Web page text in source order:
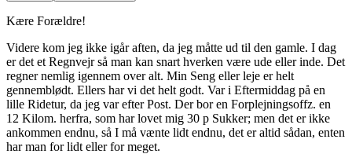
Kære Forældre!
Videre kom jeg ikke igår aften, da jeg måtte ud til den gamle. I dag
er det et Regnvejr så man kan snart hverken være ude eller inde. Det
regner nemlig igennem over alt. Min Seng eller leje er helt
gennemblødt. Ellers har vi det helt godt. Var i Eftermiddag på en
lille Ridetur, da jeg var efter Post. Der bor en Forplejningsoffz. en
12 Kilom. herfra, som har lovet mig 30 p Sukker; men det er ikke
ankommen endnu, så I må vænte lidt endnu, det er altid sådan, enten
har man for lidt eller for meget.